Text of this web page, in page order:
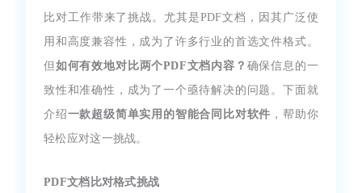
比对工作带来了挑战。尤其是PDF文档，因其广泛使
用和高度兼容性，成为了许多行业的首选文件格式。
但 如何有效地对比两个PDF文档内容？ 确保信息的一
致性和准确性，成为了一个亟待解决的问题。下面就
介绍一款超级简单实用的智能合同比对软件 ，帮助你
轻松应对这一挑战。
PDF文档比对格式挑战